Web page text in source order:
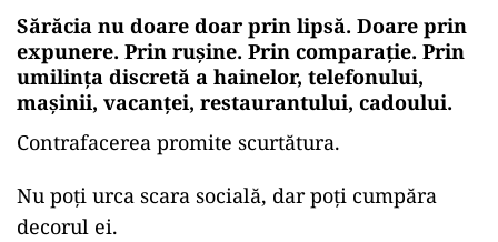
Sărăcia nu doare doar prin lipsă. Doare prin
expunere. Prin rușine. Prin comparație. Prin
umilința discretă a hainelor, telefonului,
mașinii, vacanței, restaurantului, cadoului.
Contrafacerea promite scurtătura.
Nu poți urca scara socială, dar poți cumpăra
decorul ei.